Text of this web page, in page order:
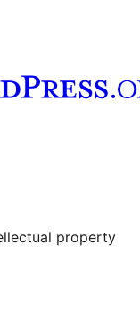
property